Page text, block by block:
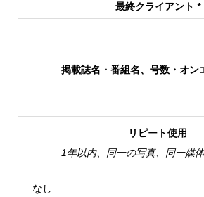
最終クライアント *
掲載誌名・番組名、号数・オン
リピート使用
1年以内、同一の写真、同一媒